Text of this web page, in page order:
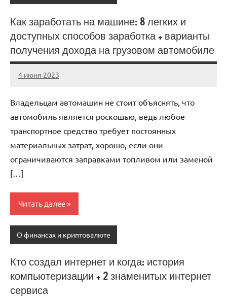
Как заработать на машине: 8 легких и
доступных способов заработка + варианты
получения дохода на грузовом автомобиле
4 июня 2023
anti_shpion_
Нет
Владельцам автомашин не стоит объяснять, что
автомобиль является роскошью, ведь любое
транспортное средство требует постоянных
материальных затрат, хорошо, если они
ограничиваются заправками топливом или заменой
[…]
Читать далее
О финансах и криптовалюте
Кто создал интернет и когда: история
компьютеризации + 2 знаменитых интернет
сервиса